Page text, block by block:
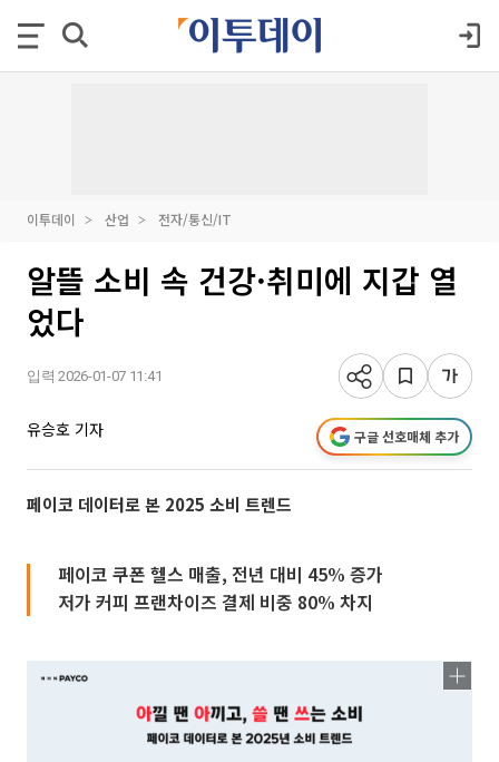
이투데이 산업 전자/통신/IT
알뜰 소비 속 건강·취미에 지갑 열
었다
입력 2026-01-07 11:41
유승호 기자 구글 선호매체 추가
페이코 데이터로 본 2025 소비 트렌드
페이코 쿠폰 헬스 매출, 전년 대비 45% 증가
저가 커피 프랜차이즈 결제 비중 80% 차지